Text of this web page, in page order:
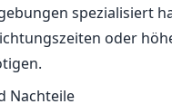
leiser Autofokus